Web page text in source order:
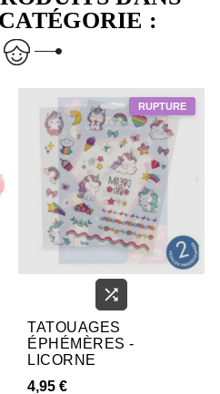
:

TATOUAGES
ÉPHÉMÈRES -
LICORNE
4,95 €